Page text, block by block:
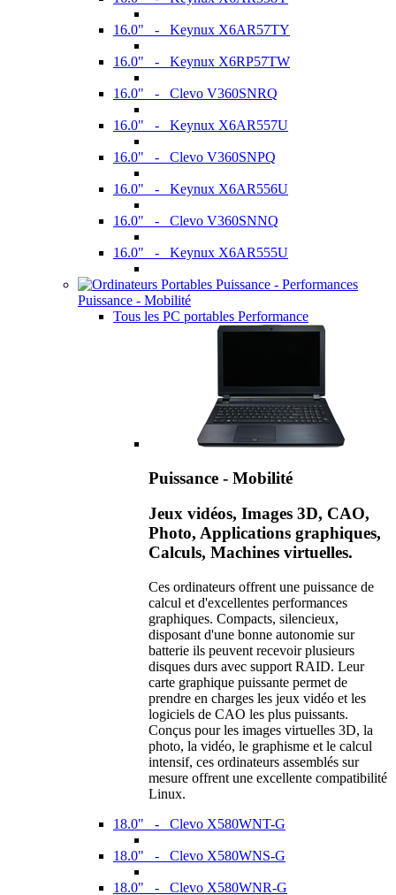
16.0" - Keynux X6AR57TY
16.0" - Keynux X6RP57TW
16.0" - Clevo V360SNRQ
16.0" - Keynux X6AR557U
16.0" - Clevo V360SNPQ
16.0" - Keynux X6AR556U
16.0" - Clevo V360SNNQ
16.0" - Keynux X6AR555U
Puissance - Mobilité
Tous les PC portables Performance
Puissance - Mobilité
Jeux vidéos, Images 3D, CAO,
Photo, Applications graphiques,
Calculs, Machines virtuelles.
Ces ordinateurs offrent une puissance de
calcul et d'excellentes performances
graphiques. Compacts, silencieux,
disposant d'une bonne autonomie sur
batterie ils peuvent recevoir plusieurs
disques durs avec support RAID. Leur
carte graphique puissante permet de
prendre en charges les jeux vidéo et les
logiciels de CAO les plus puissants.
Conçus pour les images virtuelles 3D, la
photo, la vidéo, le graphisme et le calcul
intensif, ces ordinateurs assemblés sur
mesure offrent une excellente compatibilité
Linux.
18.0" - Clevo X580WNT-G
18.0" - Clevo X580WNS-G
18.0" - Clevo X580WNR-G